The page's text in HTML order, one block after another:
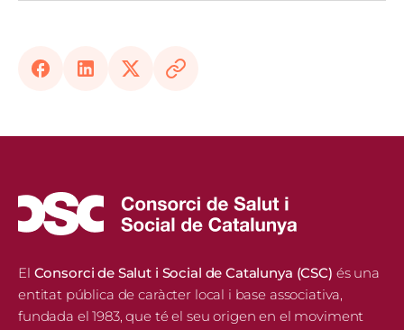
Link
El Consorci de Salut i Social de Catalunya (CSC) és una
entitat pública de caràcter local i base associativa,
fundada el 1983, que té el seu origen en el moviment